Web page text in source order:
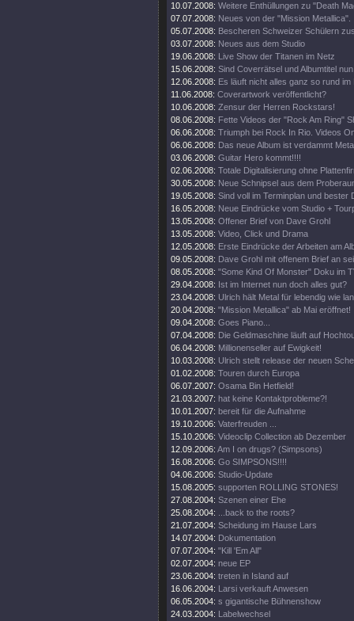
10.07.2008: Weitere Enthüllungen zu "Death
07.07.2008: Neues von der "Mission Metallica".
05.07.2008: Bescheren Schweizer Schülern
03.07.2008: Neues aus dem Studio
19.06.2008: Live Show der Titanen im Netz
15.06.2008: Sind Coverrätsel und Albumtitel
12.06.2008: Es läuft nicht alles ganz so rund im
11.06.2008: Coverartwork veröffentlicht?
10.06.2008: Zensur der Herren Rockstars!
08.06.2008: Fette Videos der "Rock Am Ring"
06.06.2008: Triumph bei Rock In Rio. Videos
06.06.2008: Das neue Album ist verdammt
03.06.2008: Guitar Hero kommt!!!!
02.06.2008: Totale Digitalisierung ohne
30.05.2008: Neue Schnipsel aus dem
19.05.2008: Sind voll im Terminplan und bester
16.05.2008: Neue Eindrücke vom Studio +
13.05.2008: Offener Brief von Dave Grohl
13.05.2008: Video, Click und Drama
12.05.2008: Erste Eindrücke der Arbeiten am
09.05.2008: Dave Grohl mit offenem Brief an
08.05.2008: "Some Kind Of Monster" Doku im
29.04.2008: Ist im Internet nun doch alles gut?
23.04.2008: Ulrich hält Metal für lebendig wie
20.04.2008: "Mission Metallica" ab Mai eröffnet!
09.04.2008: Goes Piano...
07.04.2008: Die Geldmaschine läuft auf
06.04.2008: Millionenseller auf Ewigkeit!
10.03.2008: Ulrich stellt release der neuen
01.02.2008: Touren durch Europa
06.07.2007: Osama Bin Hetfield!
21.03.2007: hat keine Kontaktprobleme?!
10.01.2007: bereit für die Aufnahme
19.10.2006: Vaterfreuden ...
15.10.2006: Videoclip Collection ab Dezember
12.09.2006: Am I on drugs? (Simpsons)
16.08.2006: Go SIMPSONS!!!!
04.06.2006: Studio-Update
15.08.2005: supporten ROLLING STONES!
27.08.2004: Szenen einer Ehe
25.08.2004:
...back to the roots?
21.07.2004: Scheidung im Hause Lars
14.07.2004: Dokumentation
07.07.2004: "Kill 'Em All"
02.07.2004: neue EP
23.06.2004: treten in Island auf
16.06.2004: Larsi verkauft Anwesen
06.05.2004: s gigantische Bühnenshow
24.03.2004: Labelwechsel